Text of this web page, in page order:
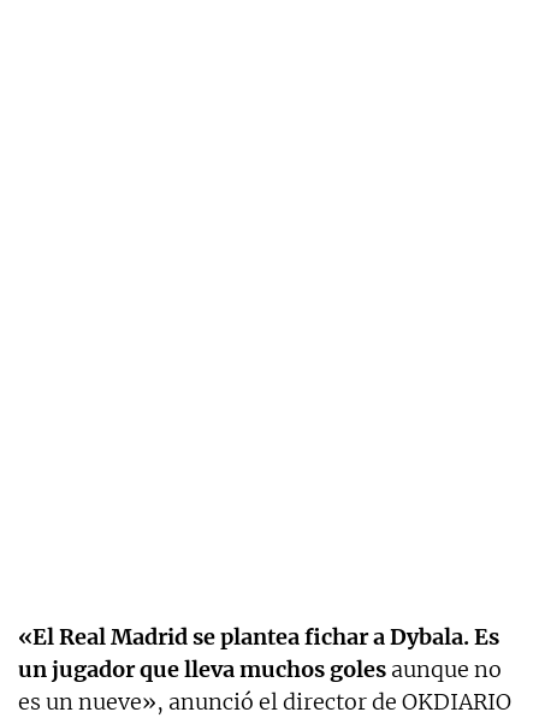
«El Real Madrid se plantea fichar a Dybala. Es
un jugador que lleva muchos goles aunque no
es un nueve», anunció el director de OKDIARIO